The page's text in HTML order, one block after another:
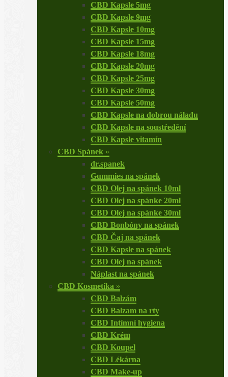
CBD Kapsle 5mg
CBD Kapsle 9mg
CBD Kapsle 10mg
CBD Kapsle 15mg
CBD Kapsle 18mg
CBD Kapsle 20mg
CBD Kapsle 25mg
CBD Kapsle 30mg
CBD Kapsle 50mg
CBD Kapsle na dobrou náladu
CBD Kapsle na soustŕedění
CBD Kapsle vitamín
CBD Spánek »
dr.spanek
Gummies na spánek
CBD Olej na spánek 10ml
CBD Olej na spánke 20ml
CBD Olej na spánke 30ml
CBD Bonbóny na spánek
CBD Čaj na spánek
CBD Kapsle na spánek
CBD Olej na spánek
Náplast na spánek
CBD Kosmetika »
CBD Balzám
CBD Balzam na rty
CBD Intímní hygiena
CBD Krém
CBD Koupel
CBD Lékárna
CBD Make-up